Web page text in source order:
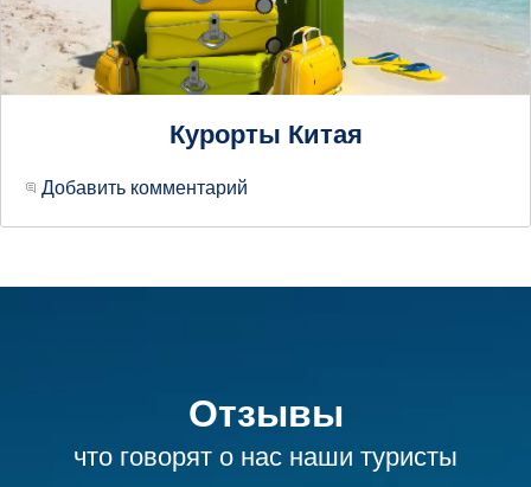
Курорты Китая
Добавить комментарий
Отзывы
что говорят о нас наши туристы